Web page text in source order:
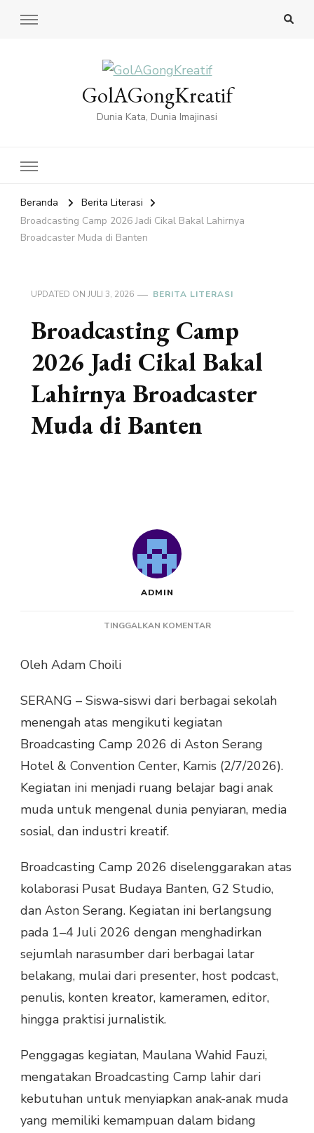
GolAGongKreatif
Dunia Kata, Dunia Imajinasi
Beranda
Berita Literasi
Broadcasting Camp 2026 Jadi Cikal Bakal Lahirnya
Broadcaster Muda di Banten
UPDATED ON JULI 3, 2026 BERITA LITERASI
Broadcasting Camp
2026 Jadi Cikal Bakal
Lahirnya Broadcaster
Muda di Banten
ADMIN
TINGGALKAN KOMENTARPADA
CIKAL
LAHIRNYA
BROADCASTER
MUDA
DI
BANTEN
Oleh Adam Choili
SERANG – Siswa-siswi dari berbagai sekolah
menengah atas mengikuti kegiatan
Broadcasting Camp 2026 di Aston Serang
Hotel & Convention Center, Kamis (2/7/2026).
Kegiatan ini menjadi ruang belajar bagi anak
muda untuk mengenal dunia penyiaran, media
sosial, dan industri kreatif.
Broadcasting Camp 2026 diselenggarakan atas
kolaborasi Pusat Budaya Banten, G2 Studio,
dan Aston Serang. Kegiatan ini berlangsung
pada 1–4 Juli 2026 dengan menghadirkan
sejumlah narasumber dari berbagai latar
belakang, mulai dari presenter, host podcast,
penulis, konten kreator, kameramen, editor,
hingga praktisi jurnalistik.
Penggagas kegiatan, Maulana Wahid Fauzi,
mengatakan Broadcasting Camp lahir dari
kebutuhan untuk menyiapkan anak-anak muda
yang memiliki kemampuan dalam bidang